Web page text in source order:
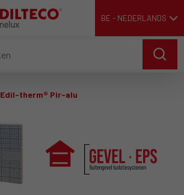
BE - NEDERLANDS
Edil-therm® Pir-alu